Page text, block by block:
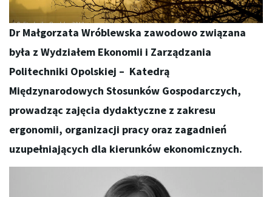
Dr Małgorzata Wróblewska zawodowo związana
była z Wydziałem Ekonomii i Zarządzania
Politechniki Opolskiej – Katedrą
Międzynarodowych Stosunków Gospodarczych,
prowadząc zajęcia dydaktyczne z zakresu
ergonomii, organizacji pracy oraz zagadnień
uzupełniających dla kierunków ekonomicznych.